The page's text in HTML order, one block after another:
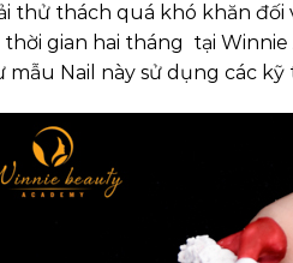
thử thách quá khó khăn đối
gian hai tháng tại
Nail này sử dụng các